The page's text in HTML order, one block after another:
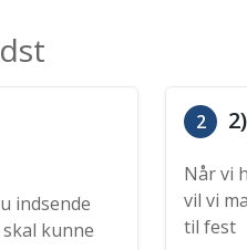
indsende
kunne
2
Når vi
vil vi
til fest